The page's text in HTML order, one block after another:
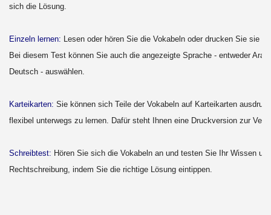
sich die Lösung.
Einzeln lernen: Lesen oder hören Sie die Vokabeln oder drucken Sie sie
Bei diesem Test können Sie auch die angezeigte Sprache - entweder
Deutsch - auswählen.
Karteikarten: Sie können sich Teile der Vokabeln auf Karteikarten
flexibel unterwegs zu lernen. Dafür steht Ihnen eine Druckversion zur
Schreibtest: Hören Sie sich die Vokabeln an und testen Sie Ihr Wissen
Rechtschreibung, indem Sie die richtige Lösung eintippen.